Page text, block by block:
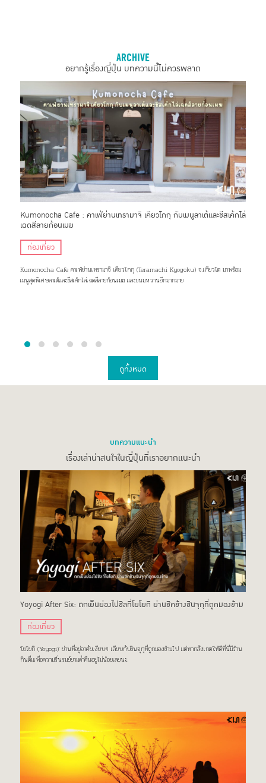
ARCHIVE
อยากรู้เรื่องญี่ปุ่น บทความนี้ไม่ควรพลาด
Kumonocha Cafe : คาเฟ่ย่านเทรามาจิ เคียวโกกุ กับเมนูลาเต้และชีสเค้กไล่
เฉดสีลายก้อนเมฆ
ท่องเที่ยว
Kumonocha Cafe คาเฟ่ย่านเทรามาจิ เคียวโกกุ (Teramachi Kyogoku) จ.เกียวโต มาพร้อม
เมนูสุดพิเศษลาเต้และชีสเค้กไล่เฉดสีลายก้อนเมฆ และขนมหวานอีกมากมาย
ดูทั้งหมด
บทความแนะนำ
เรื่องเล่าน่าสนใจในญี่ปุ่นที่เราอยากแนะนำ
Yoyogi After Six: ตกเย็นย่องไปชิลที่โยโยกิ ย่านชิคข้างชินจุกุที่ถูกมองข้าม
ท่องเที่ยว
'โยโยกิ (Yoyogi)' ย่านที่อยู่อาศัยเงียบๆ เลียบกับชินจุกุที่ถูกมองข้ามไป แต่หากสังเกตให้ดีที่นี่มีร้าน
กินดื่มเพื่อความรื่นรมย์ยามค่ำคืนอยู่ไม่น้อยเลยนะ